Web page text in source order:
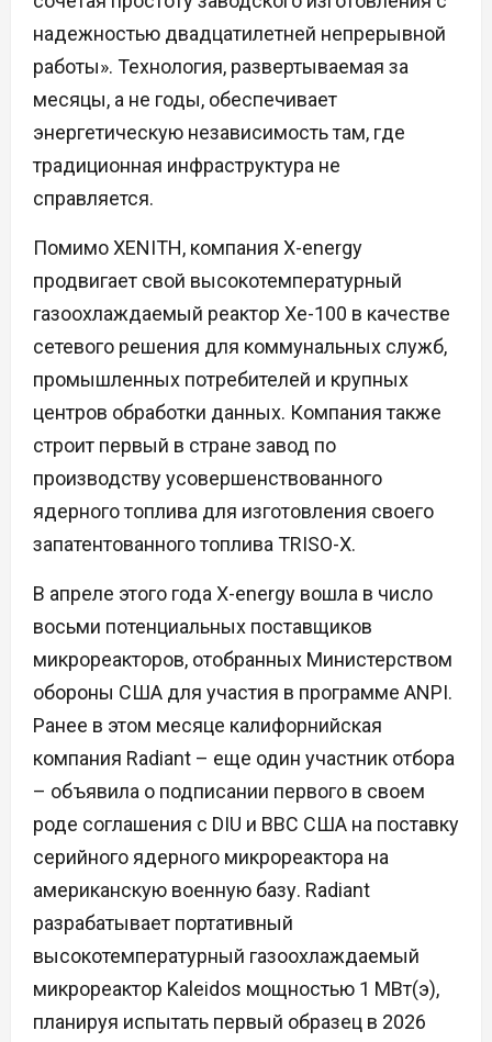
надежностью двадцатилетней непрерывной
работы». Технология, развертываемая за
месяцы, а не годы, обеспечивает
энергетическую независимость там, где
традиционная инфраструктура не
справляется.
Помимо XENITH, компания X-energy
продвигает свой высокотемпературный
газоохлаждаемый реактор Xe-100 в качестве
сетевого решения для коммунальных служб,
промышленных потребителей и крупных
центров обработки данных. Компания также
строит первый в стране завод по
производству усовершенствованного
ядерного топлива для изготовления своего
запатентованного топлива TRISO-X.
В апреле этого года X-energy вошла в число
восьми потенциальных поставщиков
микрореакторов, отобранных Министерством
обороны США для участия в программе ANPI.
Ранее в этом месяце калифорнийская
компания Radiant – еще один участник отбора
– объявила о подписании первого в своем
роде соглашения с DIU и ВВС США на поставку
серийного ядерного микрореактора на
американскую военную базу. Radiant
разрабатывает портативный
высокотемпературный газоохлаждаемый
микрореактор Kaleidos мощностью 1 МВт(э),
планируя испытать первый образец в 2026